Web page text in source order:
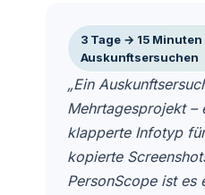
3 Tage → 15 Minuten
Auskunftsersuchen
„Ein
Mehrtagesprojekt –
klapperte Infotyp
kopierte
PersonScope ist es